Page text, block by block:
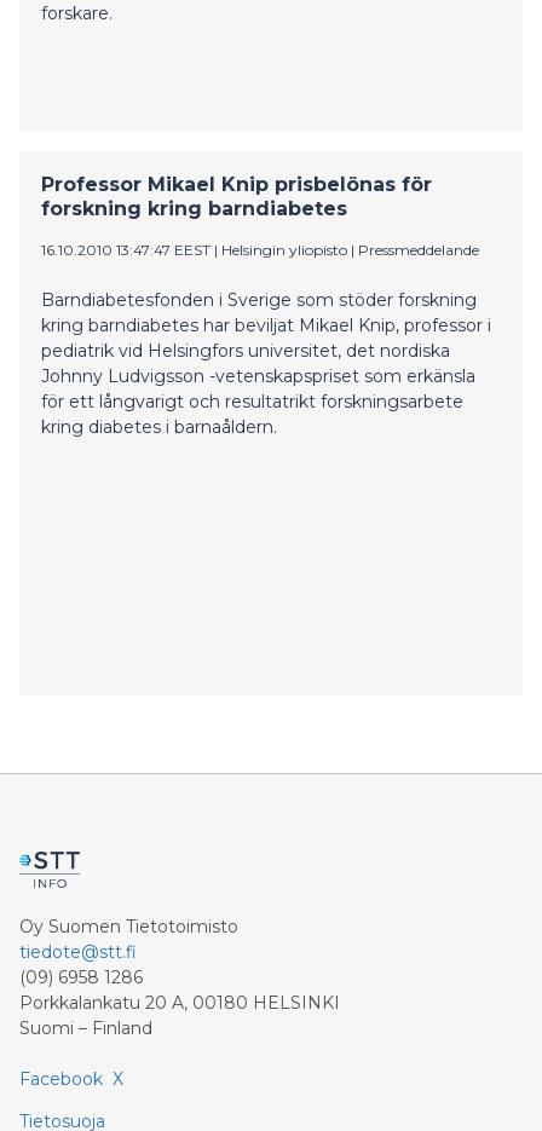
forskare.
Professor Mikael Knip prisbelönas för
forskning kring barndiabetes
16.10.2010 13:47:47 EEST | Helsingin yliopisto | Pressmeddelande
Barndiabetesfonden i Sverige som stöder forskning
kring barndiabetes har beviljat Mikael Knip, professor i
pediatrik vid Helsingfors universitet, det nordiska
Johnny Ludvigsson -vetenskapspriset som erkänsla
för ett långvarigt och resultatrikt forskningsarbete
kring diabetes i barnaåldern.
Oy Suomen Tietotoimisto
tiedote@stt.fi
(09) 6958 1286
Porkkalankatu 20 A, 00180 HELSINKI
Suomi – Finland
Facebook X
Tietosuoja